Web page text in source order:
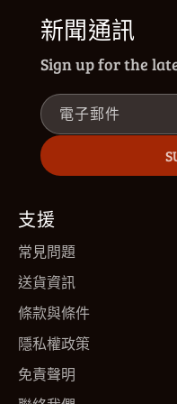
新聞通訊
Sign up for the
電子郵件
支援
常見問題
送貨資訊
條款與條件
隱私權政策
免責聲明